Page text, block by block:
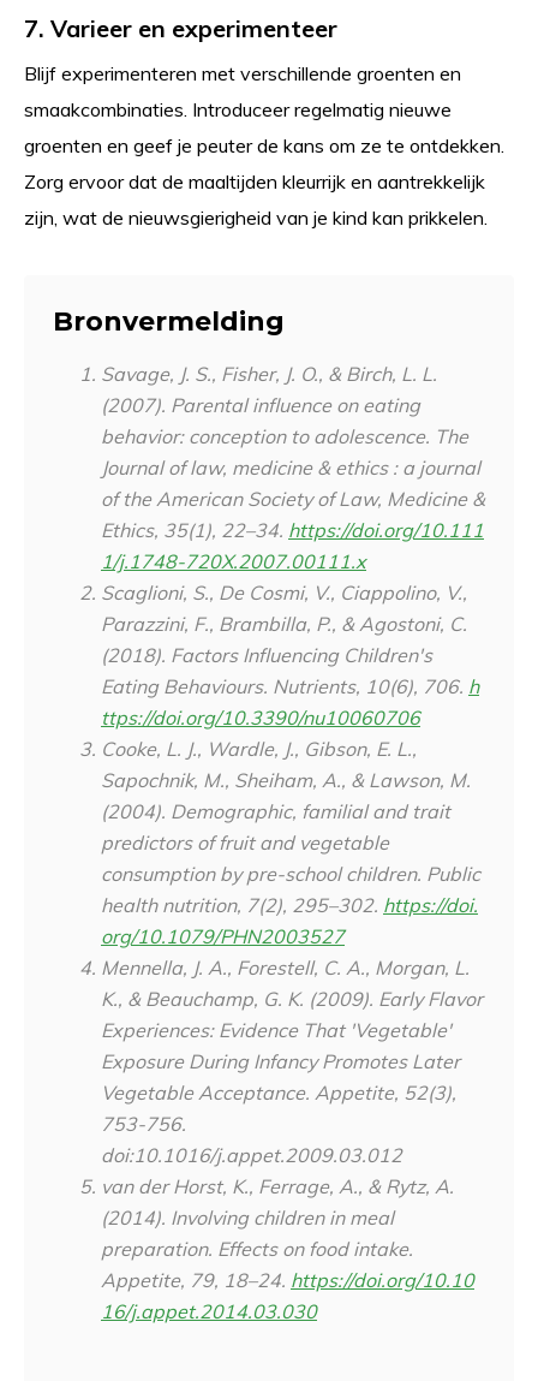
7. Varieer en experimenteer
Blijf experimenteren met verschillende groenten en
smaakcombinaties. Introduceer regelmatig nieuwe
groenten en geef je peuter de kans om ze te ontdekken.
Zorg ervoor dat de maaltijden kleurrijk en aantrekkelijk
zijn, wat de nieuwsgierigheid van je kind kan prikkelen.
Bronvermelding
Savage, J. S., Fisher, J. O., & Birch, L. L.
(2007). Parental influence on eating
behavior: conception to adolescence. The
Journal of law, medicine & ethics : a journal
of the American Society of Law, Medicine &
Ethics, 35(1), 22–34. https://doi.org/10.111
1/j.1748-720X.2007.00111.x
Scaglioni, S., De Cosmi, V., Ciappolino, V.,
Parazzini, F., Brambilla, P., & Agostoni, C.
(2018). Factors Influencing Children's
Eating Behaviours. Nutrients, 10(6), 706. h
ttps://doi.org/10.3390/nu10060706
Cooke, L. J., Wardle, J., Gibson, E. L.,
Sapochnik, M., Sheiham, A., & Lawson, M.
(2004). Demographic, familial and trait
predictors of fruit and vegetable
consumption by pre-school children. Public
health nutrition, 7(2), 295–302. https://doi.
org/10.1079/PHN2003527
Mennella, J. A., Forestell, C. A., Morgan, L.
K., & Beauchamp, G. K. (2009). Early Flavor
Experiences: Evidence That 'Vegetable'
Exposure During Infancy Promotes Later
Vegetable Acceptance. Appetite, 52(3),
753-756.
doi:10.1016/j.appet.2009.03.012
van der Horst, K., Ferrage, A., & Rytz, A.
(2014). Involving children in meal
preparation. Effects on food intake.
Appetite, 79, 18–24. https://doi.org/10.10
16/j.appet.2014.03.030